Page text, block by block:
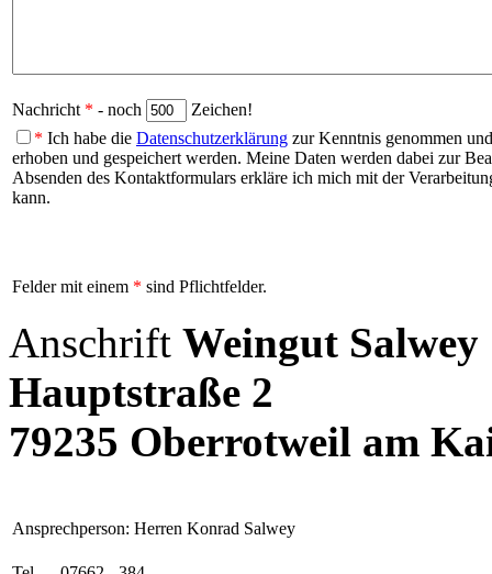
Nachricht * - noch
Zeichen!
* Ich habe die Datenschutzerklärung zur Kenntnis genommen
erhoben und gespeichert werden. Meine Daten werden dabei zur
Absenden des Kontaktformulars erkläre ich mich mit der
kann.
Felder mit einem * sind Pflichtfelder.
Anschrift Weingut Salwey
Hauptstraße 2
79235 Oberrotweil am
Ansprechperson: Herren Konrad Salwey